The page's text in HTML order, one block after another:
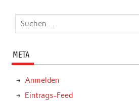
META
Anmelden
Eintrags-Feed